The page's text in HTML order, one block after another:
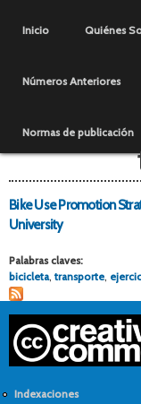
Menú principal
Inicio Quiénes
Números Anteriores
Normas de publicación
Bike Use Promotion
University
Palabras claves:
bicicleta,transporte,
Indexaciones